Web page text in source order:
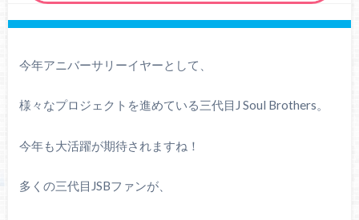
今年アニバーサリーイヤーとして、
様々なプロジェクトを進めている三代目J Soul Brothers。
今年も大活躍が期待されますね！
多くの三代目JSBファンが、